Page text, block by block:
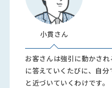
小貫さん
お客さんは強引に動かさ
に答えていくたびに、自
と近づいていくわけです。